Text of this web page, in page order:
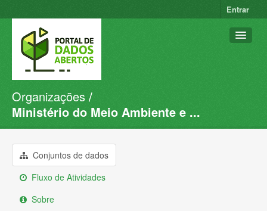
Entrar
Conjuntos de dados
Organizações
Sobre
Organizações
Ministério do Meio Ambiente e ...
Conjuntos de dados
Fluxo de Atividades
Sobre